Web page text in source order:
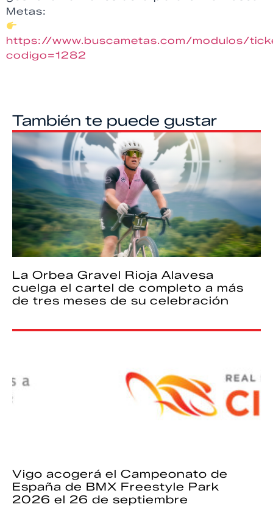
Metas:
https://www.buscametas.com/modulos/
codigo=1282
También te puede gustar
La Orbea Gravel Rioja Alavesa
cuelga el cartel de completo a más
de tres meses de su celebración
Vigo acogerá el Campeonato de
España de BMX Freestyle Park
2026 el 26 de septiembre